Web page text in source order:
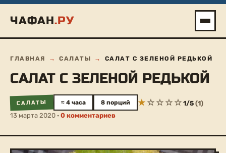
содержимому
ЧАФАН.РУ
ГЛАВНАЯ → САЛАТЫ → САЛАТ С ЗЕЛЕНОЙ РЕДЬКОЙ
САЛАТ С ЗЕЛЕНОЙ РЕДЬКОЙ
САЛАТЫ ≈ 4 часа 8 порций 1/5 (1)
13 марта 2020 · 0 комментариев